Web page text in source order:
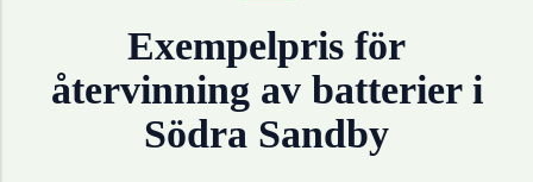
Exempelpris för
återvinning av batterieri
Södra Sandby